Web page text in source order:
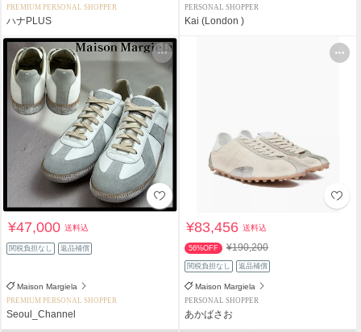
PREMIUM PERSONAL SHOPPER
ハナPLUS
PERSONAL SHOPPER
Kai (London )
¥47,000送料込
関税負担なし 返品補償
Maison Margiela
PREMIUM PERSONAL SHOPPER
Seoul_Channel
¥83,456送料込
56%OFF ¥190,200
関税負担なし 返品補償
Maison Margiela
PERSONAL SHOPPER
あかばさお